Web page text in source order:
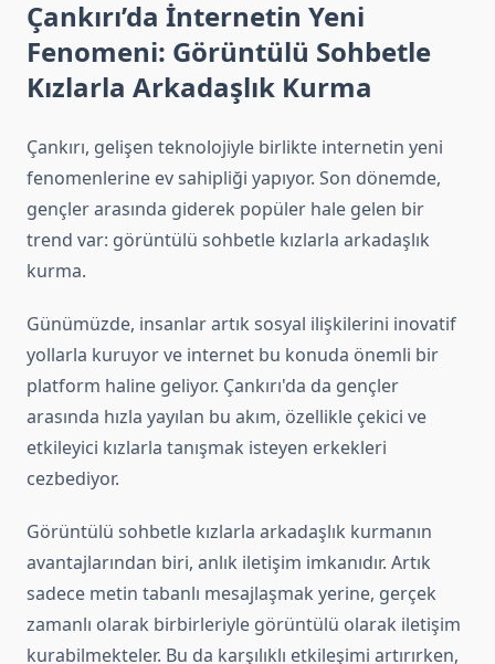
Çankırı’da İnternetin Yeni
Fenomeni: Görüntülü Sohbetle
Kızlarla Arkadaşlık Kurma
Çankırı, gelişen teknolojiyle birlikte internetin yeni
fenomenlerine ev sahipliği yapıyor. Son dönemde,
gençler arasında giderek popüler hale gelen bir
trend var: görüntülü sohbetle kızlarla arkadaşlık
kurma.
Günümüzde, insanlar artık sosyal ilişkilerini inovatif
yollarla kuruyor ve internet bu konuda önemli bir
platform haline geliyor. Çankırı'da da gençler
arasında hızla yayılan bu akım, özellikle çekici ve
etkileyici kızlarla tanışmak isteyen erkekleri
cezbediyor.
Görüntülü sohbetle kızlarla arkadaşlık kurmanın
avantajlarından biri, anlık iletişim imkanıdır. Artık
sadece metin tabanlı mesajlaşmak yerine, gerçek
zamanlı olarak birbirleriyle görüntülü olarak iletişim
kurabilmekteler. Bu da karşılıklı etkileşimi artırırken,